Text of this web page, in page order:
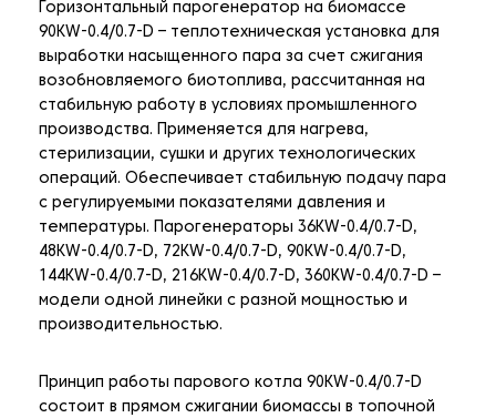
Горизонтальный парогенератор на биомассе
90KW-0.4/0.7-D – теплотехническая установка для
выработки насыщенного пара за счет сжигания
возобновляемого биотоплива, рассчитанная на
стабильную работу в условиях промышленного
производства. Применяется для нагрева,
стерилизации, сушки и других технологических
операций. Обеспечивает стабильную подачу пара
с регулируемыми показателями давления и
температуры. Парогенераторы 36KW-0.4/0.7-D,
48KW-0.4/0.7-D, 72KW-0.4/0.7-D, 90KW-0.4/0.7-D,
144KW-0.4/0.7-D, 216KW-0.4/0.7-D, 360KW-0.4/0.7-D –
модели одной линейки с разной мощностью и
производительностью.
Принцип работы парового котла 90KW-0.4/0.7-D
состоит в прямом сжигании биомассы в топочной